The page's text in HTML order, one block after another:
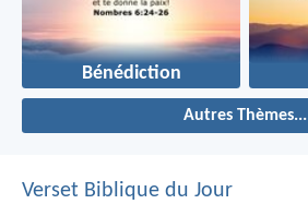
Bénédiction
Autres Thèmes...
Verset Biblique du Jour